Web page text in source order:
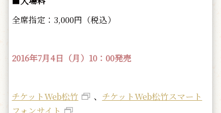
全席指定：3,000円（税込）
2016年7月4日（月）10：00発売
チケットWeb松竹 、 チケットWeb松竹スマート